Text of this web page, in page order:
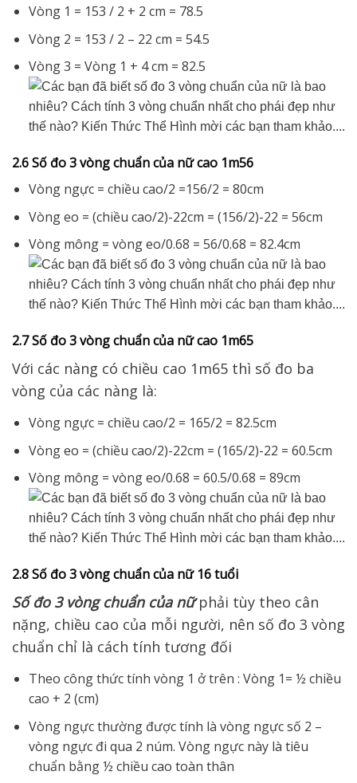
Vòng 1 = 153 / 2 + 2 cm = 78.5
Vòng 2 = 153 / 2 – 22 cm = 54.5
Vòng 3 = Vòng 1 + 4 cm = 82.5
2.6 Số đo 3 vòng chuẩn của nữ cao 1m56
Vòng ngực = chiều cao/2 =156/2 = 80cm
Vòng eo = (chiều cao/2)-22cm = (156/2)-22 = 56cm
Vòng mông = vòng eo/0.68 = 56/0.68 = 82.4cm
2.7 Số đo 3 vòng chuẩn của nữ cao 1m65
Với các nàng có chiều cao 1m65 thì số đo ba
vòng của các nàng là:
Vòng ngực = chiều cao/2 = 165/2 = 82.5cm
Vòng eo = (chiều cao/2)-22cm = (165/2)-22 = 60.5cm
Vòng mông = vòng eo/0.68 = 60.5/0.68 = 89cm
2.8 Số đo 3 vòng chuẩn của nữ 16 tuổi
Số đo 3 vòng chuẩn của nữphải tùy theo cân
nặng, chiều cao của mỗi người, nên số đo 3 vòng
chuẩn chỉ là cách tính tương đối
Theo công thức tính vòng 1 ở trên : Vòng 1= ½ chiều
cao + 2 (cm)
Vòng ngực thường được tính là vòng ngực số 2 –
vòng ngực đi qua 2 núm. Vòng ngực này là tiêu
chuẩn bằng ½ chiều cao toàn thân